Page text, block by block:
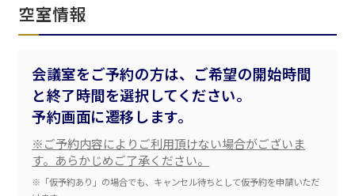
空室情報
会議室をご予約の方は、ご希望の開始時間
と終了時間を選択してください。
予約画面に遷移します。
※ご予約内容によりご利用頂けない場合がございま
す。あらかじめご了承ください。
※「仮予約あり」の場合でも、キャンセル待ちとして仮予約を申請いただ
エリア／施設※複数選択可能
新宿・高田馬場エリア
ベルサール新宿グランド
秋葉原・神田・東京エリア